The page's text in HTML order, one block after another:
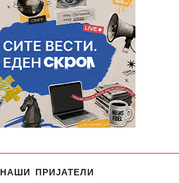
НАШИ ПРИЈАТЕЛИ